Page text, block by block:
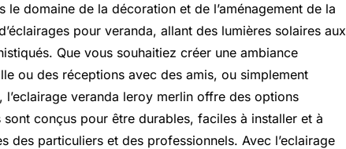
domaine de la décoration et de l’aménagement de la
pour veranda, allant des lumières solaires aux
Que vous souhaitiez créer une ambiance
ou des réceptions avec des amis, ou simplement
veranda leroy merlin offre des options
conçus pour être durables, faciles à installer et à
des particuliers et des professionnels. Avec l’eclairage